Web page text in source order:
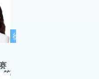
徐先友名师
等